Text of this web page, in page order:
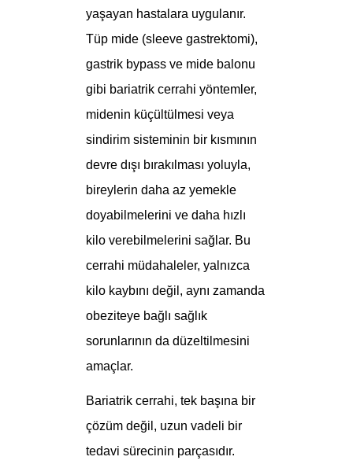
yaşayan hastalara uygulanır.
Tüp mide (sleeve gastrektomi),
gastrik bypass ve mide balonu
gibi bariatrik cerrahi yöntemler,
midenin küçültülmesi veya
sindirim sisteminin bir kısmının
devre dışı bırakılması yoluyla,
bireylerin daha az yemekle
doyabilmelerini ve daha hızlı
kilo verebilmelerini sağlar. Bu
cerrahi müdahaleler, yalnızca
kilo kaybını değil, aynı zamanda
obeziteye bağlı sağlık
sorunlarının da düzeltilmesini
amaçlar.
Bariatrik cerrahi, tek başına bir
çözüm değil, uzun vadeli bir
tedavi sürecinin parçasıdır.